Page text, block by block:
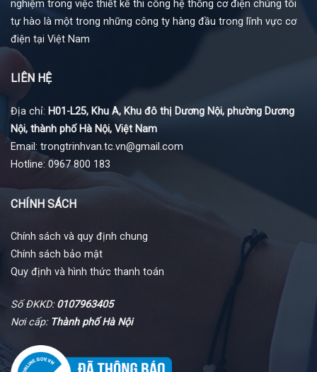
nghiệm trong việc thiết kế thi công hệ thống cơ điện chúng tôi
tự hào là một trong những công ty hàng đầu trong lĩnh vực cơ
điện tại Việt Nam
LIÊN HỆ
Địa chỉ: H01-L25, Khu A, Khu đô thị Dương Nội, phường Dương
Nội, thành phố Hà Nội, Việt Nam
Email: trongtrinhvan.tc.vn@gmail.com
Hotline: 0967 800 183
CHÍNH SÁCH
Chính sách và quy định chung
Chính sách bảo mật
Quy định và hình thức thanh toán
Số ĐKKD:0107963405
Nơi cấp: Thành phố Hà Nội